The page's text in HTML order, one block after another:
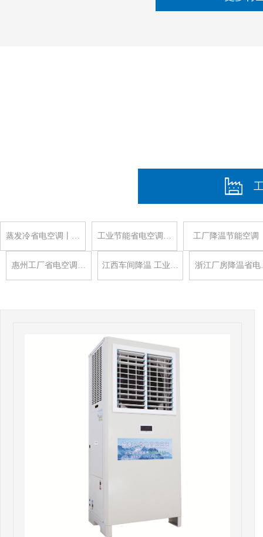
蒸发冷省电空调丨… 工业节能省电空调… 工厂降温节能空调
惠州工厂省电空调… 江西车间降温 工业… 浙江厂房降温省